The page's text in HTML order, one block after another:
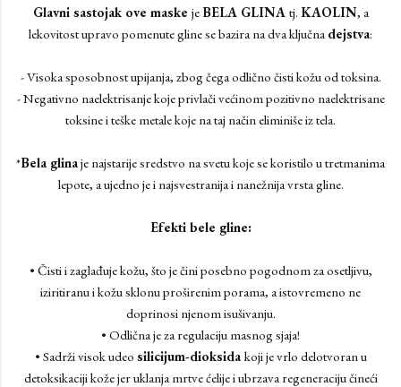
Glavni sastojak ove maske je BELA GLINA tj. KAOLIN, a
lekovitost upravo pomenute gline se bazira na dva ključna dejstva:
- Visoka sposobnost upijanja, zbog čega odlično čisti kožu od toksina.
- Negativno naelektrisanje koje privlači većinom pozitivno naelektrisane
toksine i teške metale koje na taj način eliminiše iz tela.
*Bela glinaje najstarije sredstvo na svetu koje se koristilo u tretmanima
lepote, a ujedno je i najsvestranija i nanežnija vrsta gline.
Efekti bele gline:
• Čisti i zaglađuje kožu, što je čini posebno pogodnom za osetljivu,
iziritiranu i kožu sklonu proširenim porama, a istovremeno ne
doprinosi njenom isušivanju.
• Odlična je za regulaciju masnog sjaja!
• Sadrži visok udeo silicijum-dioksida koji je vrlo delotvoran u
detoksikaciji kože jer uklanja mrtve ćelije i ubrzava regeneraciju čineći